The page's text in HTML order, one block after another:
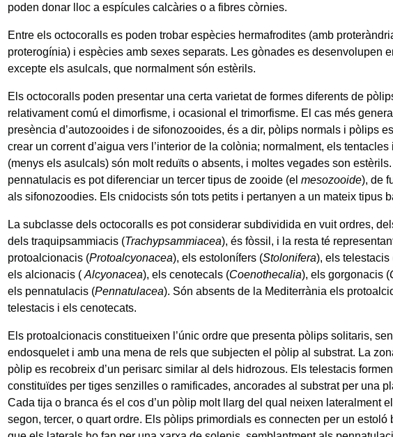
poden donar lloc a espícules calcàries o a fibres còrnies.
Entre els octocoralls es poden trobar espècies hermafrodites (amb
proterogínia) i espècies amb sexes separats. Les gònades es desenvolupen
excepte els asulcals, que normalment són estèrils.
Els octocoralls poden presentar una certa varietat de formes diferents de
relativament comú el dimorfisme, i ocasional el trimorfisme. El cas més
presència d’autozooides i de sifonozooides, és a dir, pòlips normals i pòlips
crear un corrent d’aigua vers l’interior de la colònia; normalment, els tentacles
(menys els asulcals) són molt reduïts o absents, i moltes vegades son
pennatulacis es pot diferenciar un tercer tipus de zooide (elmesozooide), de
als sifonozoodies. Els cnidocists són tots petits i pertanyen a un mateix tipus
La subclasse dels octocoralls es pot considerar subdividida en vuit ordres,
dels traquipsammiacis (Trachypsammiacea), és fòssil, i la resta té
protoalcionacis (Protoalcyonacea), els estolonífers (Stolonifera), els telestacis
els alcionacis (Alcyonacea), els cenotecals (Coenothecalia), els gorgonacis (
els pennatulacis (Pennatulacea). Són absents de la Mediterrània els
telestacis i els cenotecats.
Els protoalcionacis constitueixen l’únic ordre que presenta pòlips solitaris,
endosquelet i amb una mena de rels que subjecten el pòlip al substrat. La
pòlip es recobreix d’un perisarc similar al dels hidrozous. Els telestacis
constituïdes per tiges senzilles o ramificades, ancorades al substrat per una
Cada tija o branca és el cos d’un pòlip molt llarg del qual neixen lateralment
segon, tercer, o quart ordre. Els pòlips primordials es connecten per un estoló